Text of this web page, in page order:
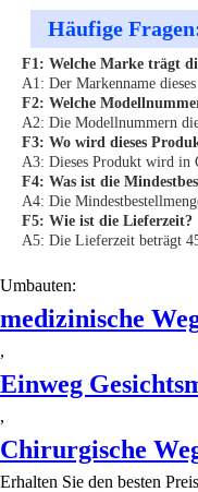
Häufige
F1: Welche Marke trägt
A1: Der Markenname
F2: Welche
A2: Die Modellnummern
F3: Wo wird dieses
A3: Dieses Produkt wird in
F4: Was ist die
A4: Die
F5: Wie ist die Lieferzeit?
A5: Die Lieferzeit beträgt
Umbauten:
medizinische
,
Einweg
,
Chirurgische
Erhalten Sie den besten